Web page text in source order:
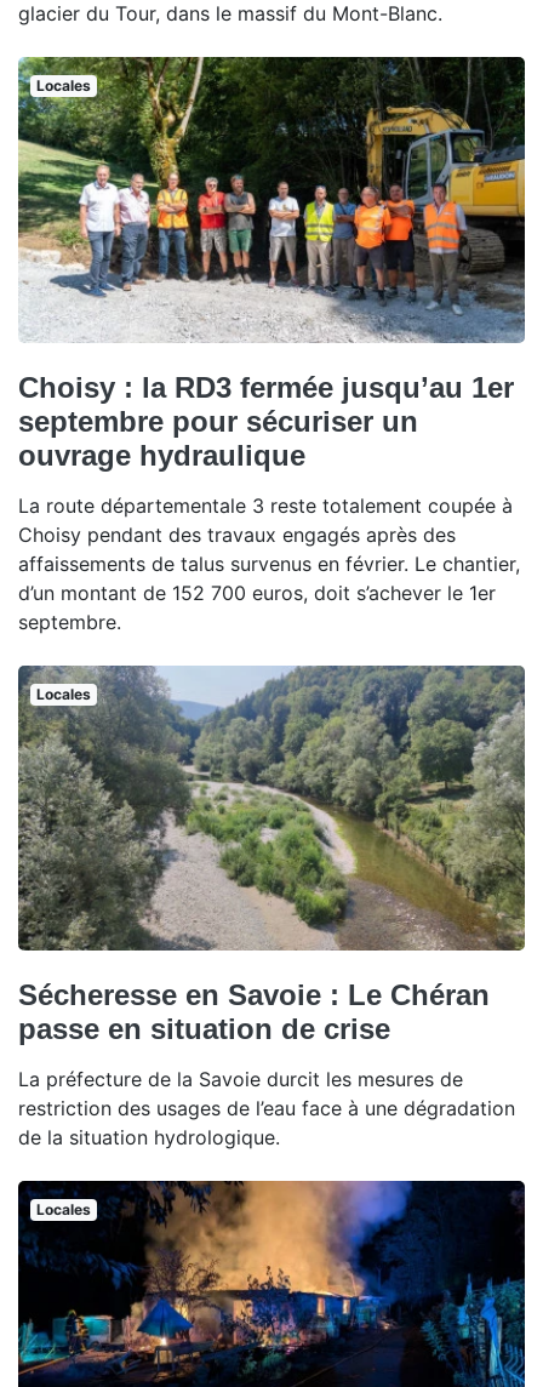
glacier du Tour, dans le massif du Mont-Blanc.
Locales
Choisy : la RD3 fermée jusqu’au 1er
septembre pour sécuriser un
ouvrage hydraulique
La route départementale 3 reste totalement coupée à
Choisy pendant des travaux engagés après des
affaissements de talus survenus en février. Le chantier,
d’un montant de 152 700 euros, doit s’achever le 1er
septembre.
Locales
Sécheresse en Savoie : Le Chéran
passe en situation de crise
La préfecture de la Savoie durcit les mesures de
restriction des usages de l’eau face à une dégradation
de la situation hydrologique.
Locales